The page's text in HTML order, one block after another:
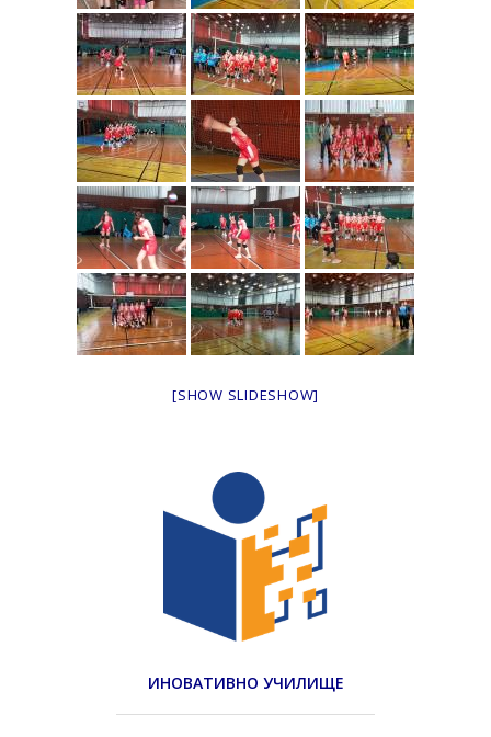
[SHOW SLIDESHOW]
ИНОВАТИВНО УЧИЛИЩЕ